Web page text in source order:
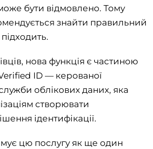
бути відмовлено. Тому
знайти правильний
нова функція є частиною
ID — керованої
облікових даних, яка
створювати
ідентифікації.
цю послугу як ще один